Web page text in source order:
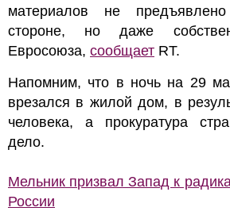
материалов не
стороне, но даже
Евросоюза, сообщает RT.
Напомним, что в ночь на 29
врезался в жилой дом, в
человека, а прокуратура
дело.
Мельник призвал Запад к
России